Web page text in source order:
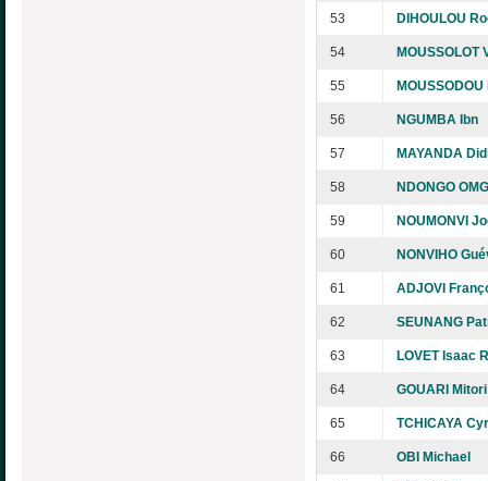
53 DIHOULOU
54 MOUSSOLOT
55
56 NGUMBA Ibn
57 MAYANDA
58 NDONGO
59 NOUMONVI
60 NONVIHO
61 ADJOVI
62 SEUNANG
63 LOVET Isaac
64 GOUARI Mitori
65 TCHICAYA
66 OBI Michael